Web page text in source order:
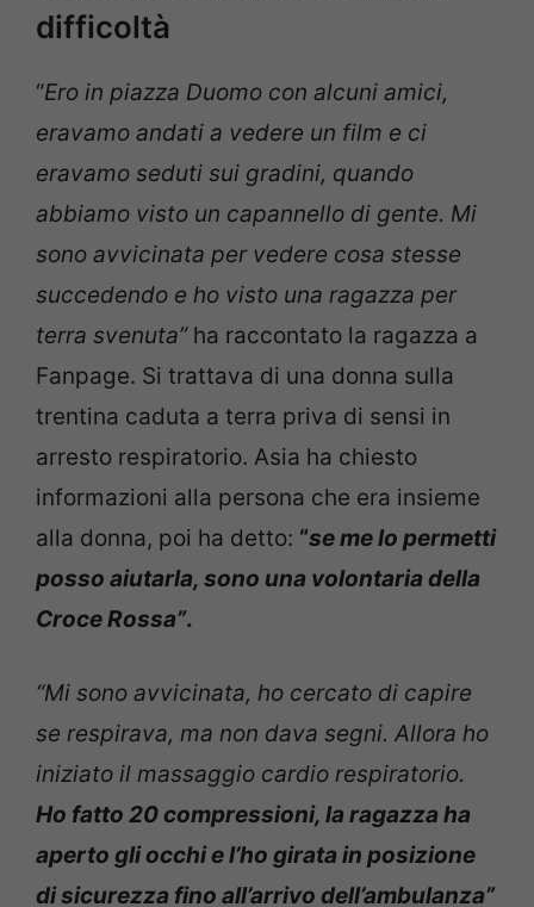
difficoltà
“Ero in piazza Duomo con alcuni amici,
eravamo andati a vedere un film e ci
eravamo seduti sui gradini, quando
abbiamo visto un capannello di gente. Mi
sono avvicinata per vedere cosa stesse
succedendo e ho visto una ragazza per
terra svenuta”ha raccontato la ragazza a
Fanpage. Si trattava di una donna sulla
trentina caduta a terra priva di sensi in
arresto respiratorio. Asia ha chiesto
informazioni alla persona che era insieme
alla donna, poi ha detto: “se me lo permetti
posso aiutarla, sono una volontaria della
Croce Rossa”.
“Mi sono avvicinata, ho cercato di capire
se respirava, ma non dava segni. Allora ho
iniziato il massaggio cardio respiratorio.
Ho fatto 20 compressioni, la ragazza ha
aperto gli occhi e l’ho girata in posizione
di sicurezza fino all’arrivo dell’ambulanza”